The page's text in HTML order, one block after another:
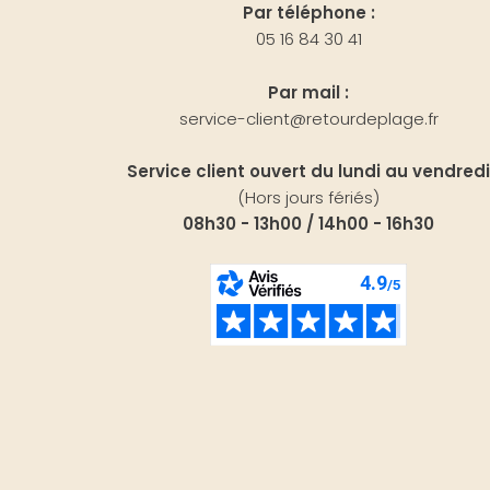
Par téléphone :
05 16 84 30 41
Par mail :
service-client@retourdeplage.fr
Service client ouvert du lundi au vendredi
(Hors jours fériés)
08h30 - 13h00 / 14h00 - 16h30